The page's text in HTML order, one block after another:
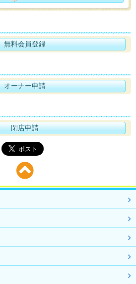
無料会員登録
オーナー申請
閉店申請